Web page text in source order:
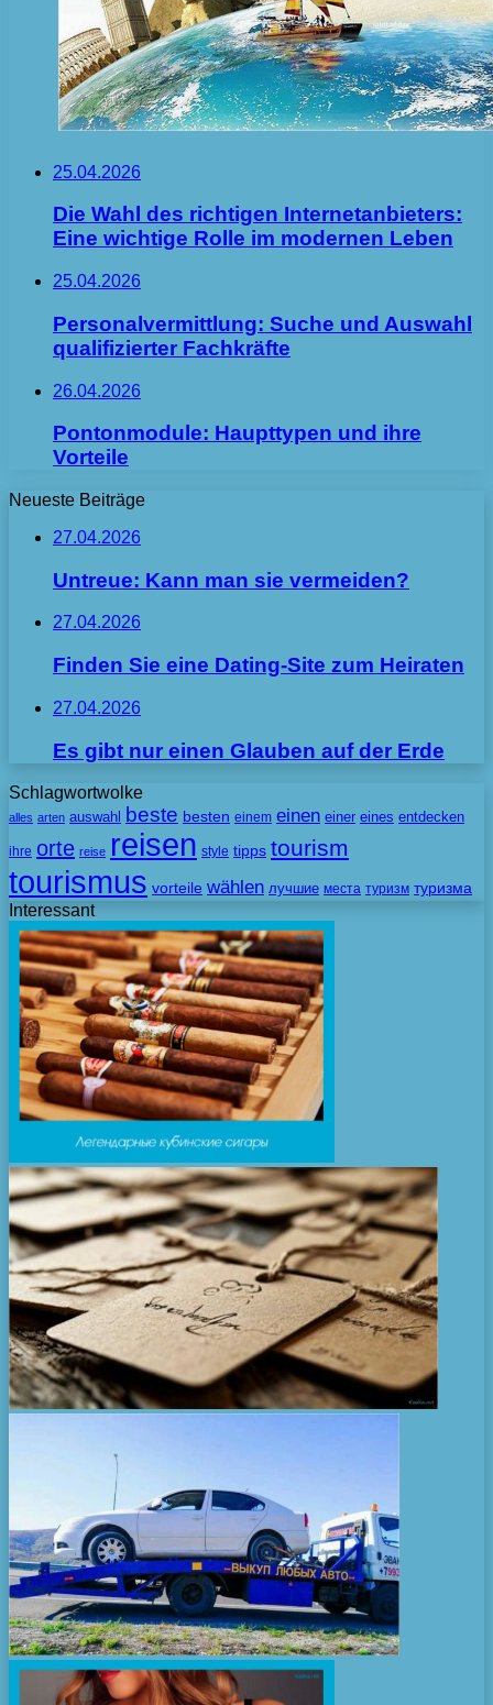
25.04.2026
Die Wahl des richtigen Internetanbieters:
Eine wichtige Rolle im modernen Leben
25.04.2026
Personalvermittlung: Suche und Auswahl
qualifizierter Fachkräfte
26.04.2026
Pontonmodule: Haupttypen und ihre
Vorteile
Neueste Beiträge
27.04.2026
Untreue: Kann man sie vermeiden?
27.04.2026
Finden Sie eine Dating-Site zum Heiraten
27.04.2026
Es gibt nur einen Glauben auf der Erde
Schlagwortwolke
alles arten auswahl beste besten einem einen einer eines entdecken
ihre orte reise reisen style tipps tourism
tourismus vorteile wählen лучшие места туризм туризма
Interessant